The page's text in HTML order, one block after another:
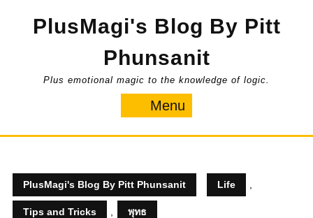
PlusMagi's Blog By Pitt
Phunsanit
Plus emotional magic to the knowledge of logic.
Menu
PlusMagi's Blog By Pitt Phunsanit Life
Tips and Tricks พุทธ